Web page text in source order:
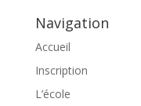
Navigation
Accueil
Inscription
L’école